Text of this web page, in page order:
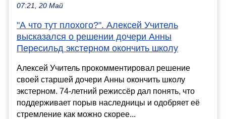
07:21, 20 Май
"А что тут плохого?". Алексей Учитель
высказался о решении дочери Анны
Пересильд экстерном окончить школу
Алексей Учитель прокомментировал решение
своей старшей дочери Анны окончить школу
экстерном. 74-летний режиссёр дал понять, что
поддерживает порыв наследницы и одобряет её
стремление как можно скорее...